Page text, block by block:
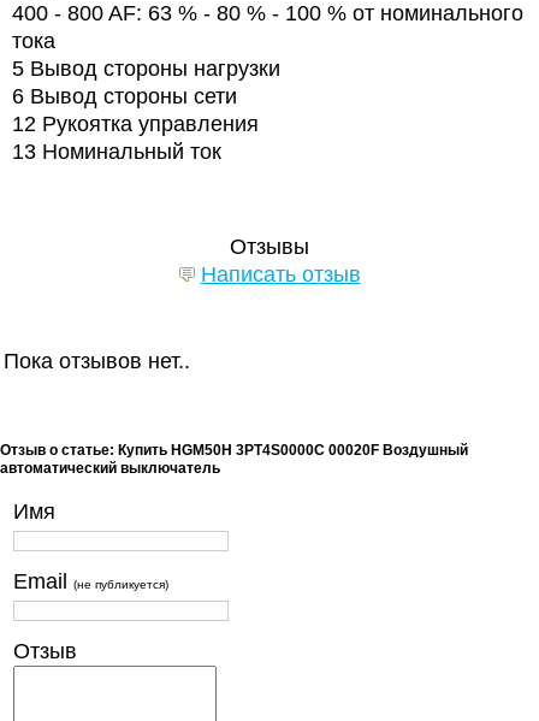
400 - 800 AF: 63 % - 80 % - 100 % от номинального
тока
5 Вывод стороны нагрузки
6 Вывод стороны сети
12 Рукоятка управления
13 Номинальный ток
Отзывы
Написать отзыв
Пока отзывов нет..
Отзыв о статье: Купить HGM50H 3PT4S0000C 00020F Воздушный
автоматический выключатель
Имя
Email (не публикуется)
Отзыв